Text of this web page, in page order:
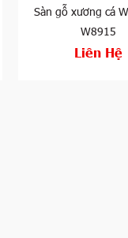
Sàn gỗ xương cá
W8915
Liên Hệ